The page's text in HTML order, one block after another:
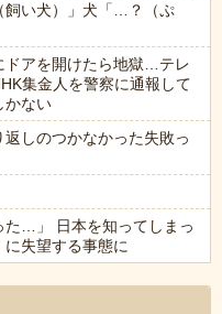
飼い犬）」犬「…？（ぷ
ドアを開けたら地獄…テレ
集金人を警察に通報して
かない
返しのつかなかった失敗っ
た…」 日本を知ってしまっ
失望する事態に